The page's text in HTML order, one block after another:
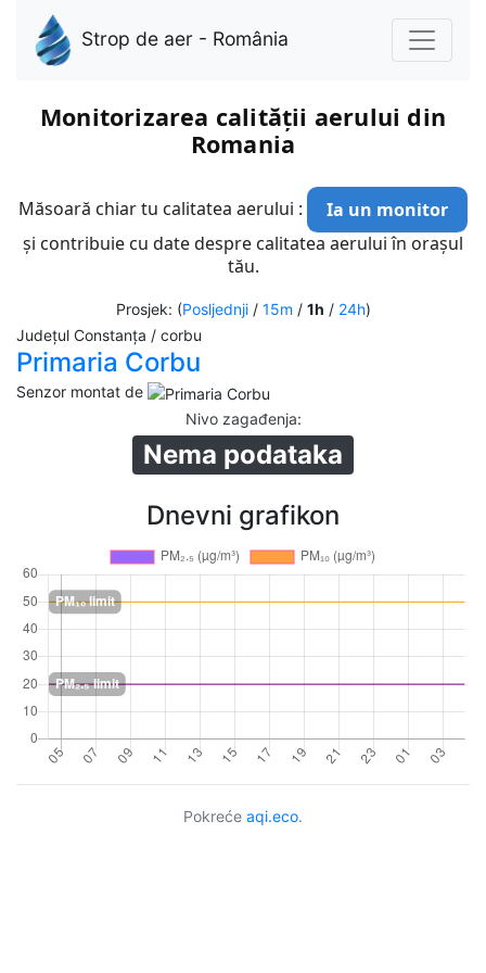
Strop de aer - România
Monitorizarea calității aerului din
Romania
Măsoară chiar tu calitatea aerului :
Ia un monitor
și contribuie cu date despre calitatea aerului în orașul
tău.
Prosjek: (Posljednji/ 15m / 1h / 24h)
Județul Constanța / corbu
Primaria Corbu
Senzor montat de
Nivo zagađenja:
Nema podataka
Dnevni grafikon
Pokreće aqi.eco.